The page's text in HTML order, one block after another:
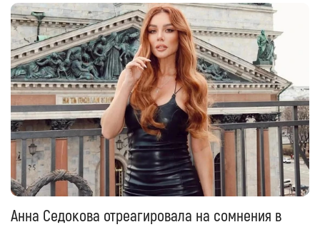
Анна Седокова отреагировала на сомнения в